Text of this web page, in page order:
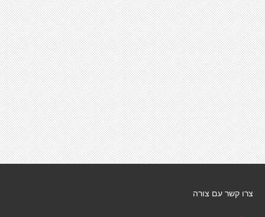
צרו קשר עם צורה